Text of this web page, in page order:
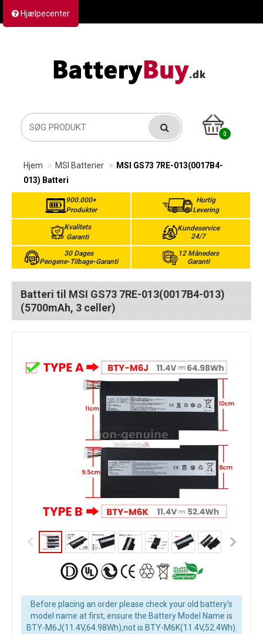
Hjælpecenter
0
Hjem MSI Batterier
MSI GS73 7RE-013(0017B4-
013) Batteri
900.000+
Produkter
Hurtig
Levering
Kvalitets
Garanti
Kundeservice
24/7
30 Dages
Pengene-Tilbage-Garanti
12 Måneders
Garanti
Batteri til MSI GS73 7RE-013(0017B4-013)
(5700mAh, 3 celler)
Before placing an order please check your old battery's
model name at first, ensure the Battery Model Name is
BTY-M6J(11.4V,64.98Wh),not is BTY-M6K(11.4V,52.4Wh).